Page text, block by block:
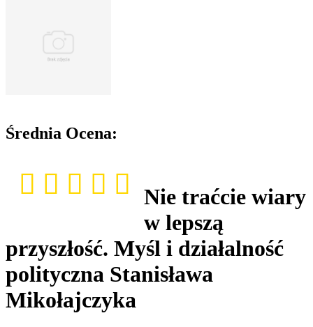
Średnia Ocena:
Nie traćcie wiary
w lepszą
przyszłość. Myśl i działalność
polityczna Stanisława
Mikołajczyka